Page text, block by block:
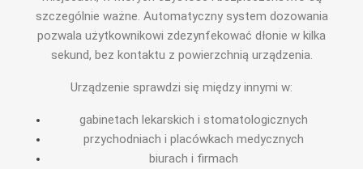
szczególnie ważne. Automatyczny system dozowania
pozwala użytkownikowi zdezynfekować dłonie w kilka
sekund, bez kontaktu z powierzchnią urządzenia.
Urządzenie sprawdzi się między innymi w:
gabinetach lekarskich i stomatologicznych
przychodniach i placówkach medycznych
biurach i firmach